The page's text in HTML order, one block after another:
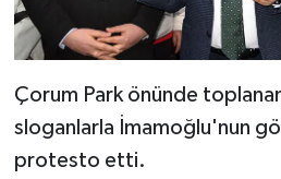
Çorum Park önünde
sloganlarla İmamoğlu'nun
protesto etti.